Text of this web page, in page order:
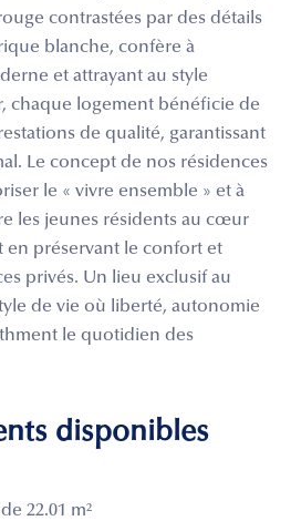
contrastées par des détails
blanche, confère à
et attrayant au style
chaque logement bénéficie de
de qualité, garantissant
Le concept de nos résidences
le « vivre ensemble » et à
les jeunes résidents au cœur
en préservant le confort et
privés. Un lieu exclusif au
de vie où liberté, autonomie
le quotidien des
disponibles
22.01 m²